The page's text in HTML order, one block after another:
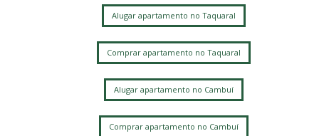
Alugar apartamento no Taquaral
Comprar apartamento no Taquaral
Alugar apartamento no Cambuí
Comprar apartamento no Cambuí